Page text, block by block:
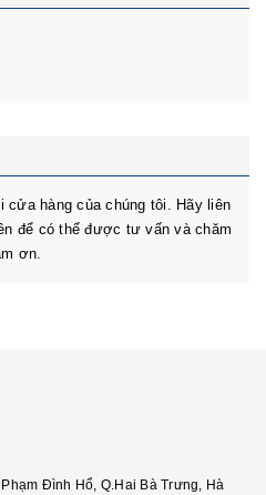
hàng của chúng tôi. Hãy liên
để có thể được tư vấn và chăm
ơn.
Đình Hổ, Q.Hai Bà Trưng, Hà